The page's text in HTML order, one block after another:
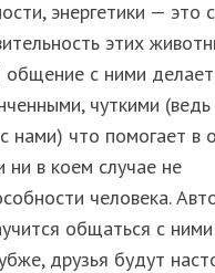
энергетики — это
этих
общение с ними
чуткими
нами) что помогает в
в коем случае не
человека.
общаться с
друзья будут